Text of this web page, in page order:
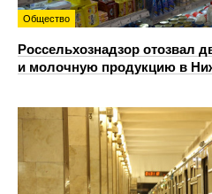
Общество
Россельхознадзор отозвал
и молочную продукцию в